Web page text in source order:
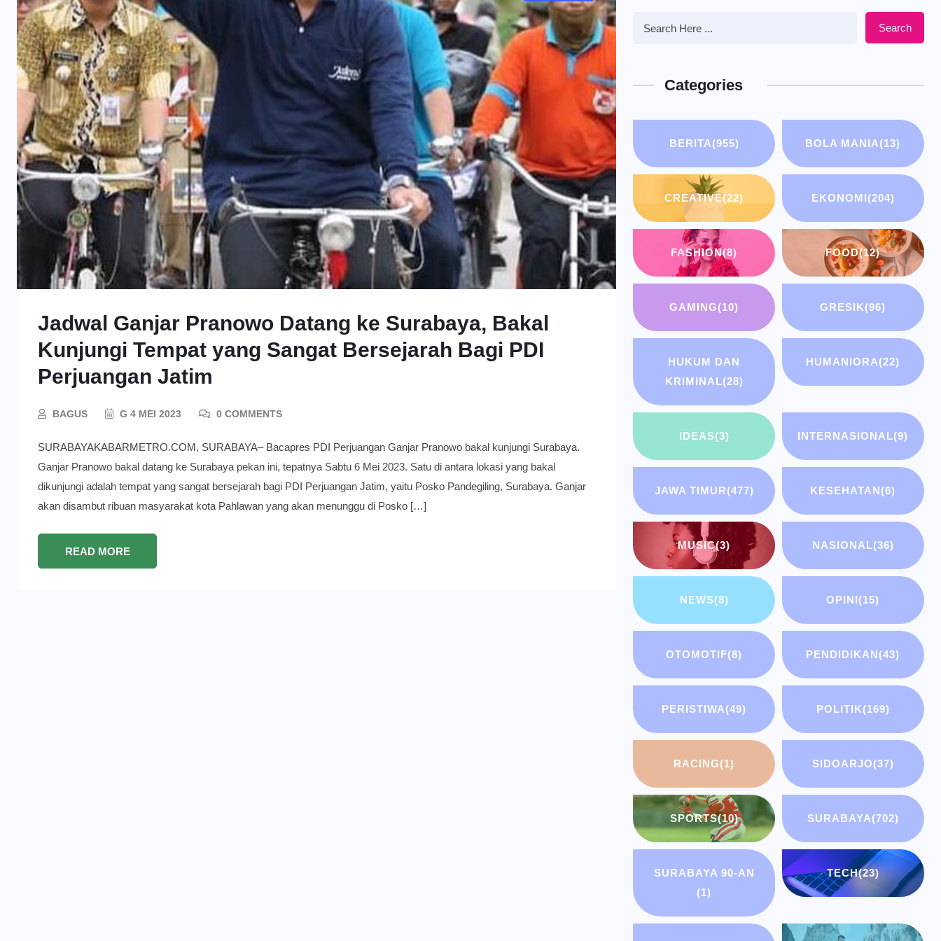
Jadwal Ganjar Pranowo Datang ke Surabaya, Bakal
Kunjungi Tempat yang Sangat Bersejarah Bagi PDI
Perjuangan Jatim
BAGUS G 4 MEI 2023 0 COMMENTS
SURABAYAKABARMETRO.COM, SURABAYA– Bacapres PDI Perjuangan Ganjar Pranowo bakal kunjungi Surabaya.
Ganjar Pranowo bakal datang ke Surabaya pekan ini, tepatnya Sabtu 6 Mei 2023. Satu di antara lokasi yang bakal
dikunjungi adalah tempat yang sangat bersejarah bagi PDI Perjuangan Jatim, yaitu Posko Pandegiling, Surabaya. Ganjar
akan disambut ribuan masyarakat kota Pahlawan yang akan menunggu di Posko […]
READ MORE
Search
Categories
BERITA(955) BOLA MANIA(13)
CREATIVE(22) EKONOMI(204)
FASHION(8) FOOD(12)
GAMING(10) GRESIK(96)
HUKUM DAN
KRIMINAL(28)
HUMANIORA(22)
IDEAS(3) INTERNASIONAL(9)
JAWA TIMUR(477) KESEHATAN(6)
MUSIC(3) NASIONAL(36)
NEWS(8) OPINI(15)
OTOMOTIF(8) PENDIDIKAN(43)
PERISTIWA(49) POLITIK(169)
RACING(1) SIDOARJO(37)
SPORTS(10) SURABAYA(702)
SURABAYA 90-AN
(1)
TECH(23)